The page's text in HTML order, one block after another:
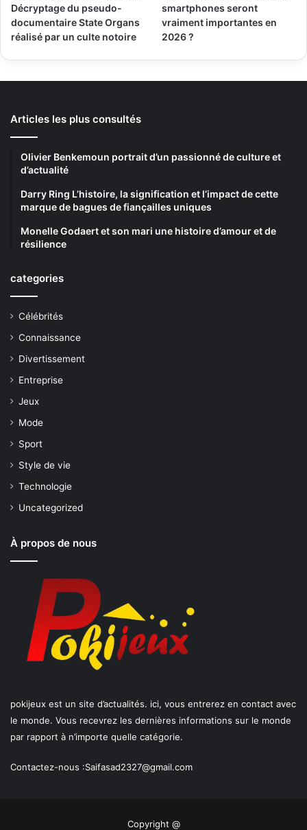
Décryptage du pseudo-
documentaire State Organs
réalisé par un culte notoire
smartphones seront
vraiment importantes en
2026 ?
Articles les plus consultés
Olivier Benkemoun portrait d’un passionné de culture et
d’actualité
Darry Ring L’histoire, la signification et l’impact de cette
marque de bagues de fiançailles uniques
Monelle Godaert et son mari une histoire d’amour et de
résilience
categories
Célébrités
Connaissance
Divertissement
Entreprise
Jeux
Mode
Sport
Style de vie
Technologie
Uncategorized
À propos de nous
pokijeux est un site d’actualités. ici, vous entrerez en contact avec
le monde. Vous recevrez les dernières informations sur le monde
par rapport à n’importe quelle catégorie.
Contactez-nous :Saifasad2327@gmail.com
Copyright @